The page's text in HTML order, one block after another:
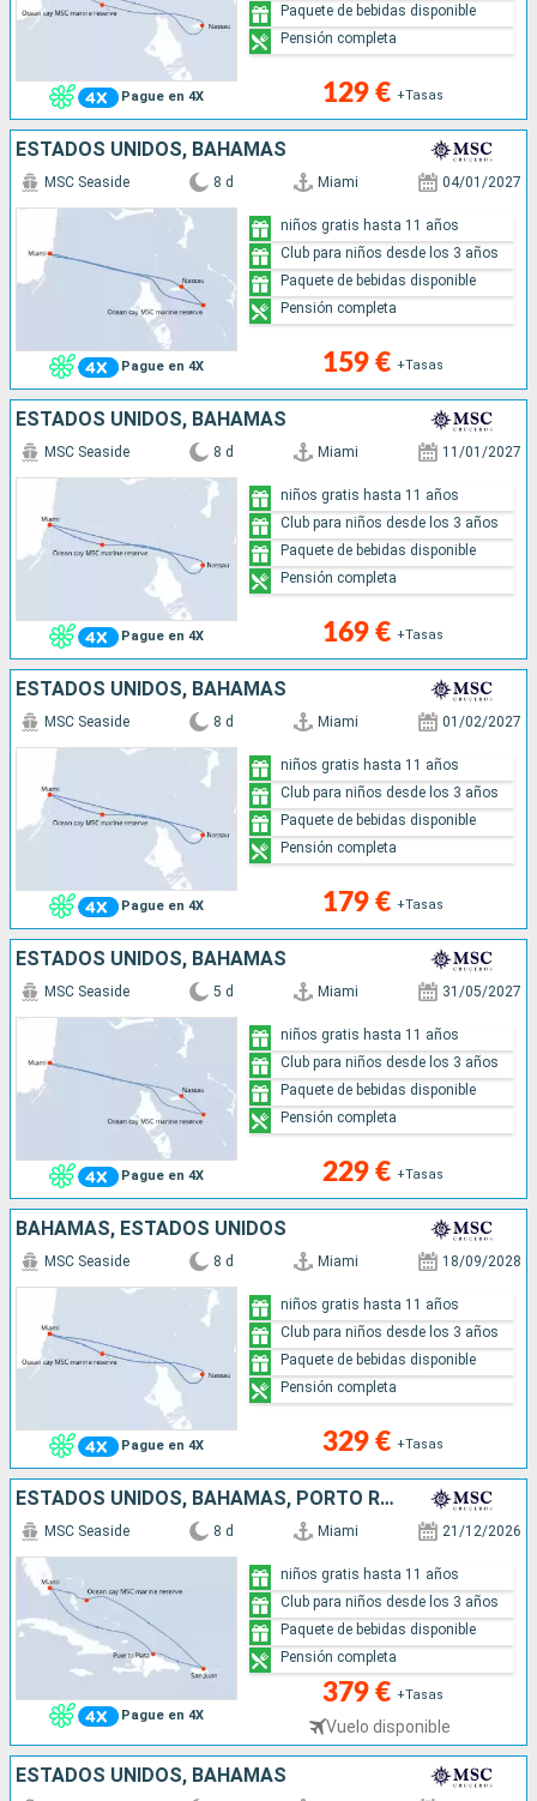
Pague en 4X 129 € +Tasas
Paquete de bebidas disponible
Pensión completa
ESTADOS UNIDOS, BAHAMAS
Pague en 4X
MSC Seaside 8 d Miami 04/01/2027
159 € +Tasas
niños gratis hasta 11 años
Club para niños desde los 3 años
Paquete de bebidas disponible
Pensión completa
ESTADOS UNIDOS, BAHAMAS
Pague en 4X
MSC Seaside 8 d Miami 11/01/2027
169 € +Tasas
niños gratis hasta 11 años
Club para niños desde los 3 años
Paquete de bebidas disponible
Pensión completa
ESTADOS UNIDOS, BAHAMAS
Pague en 4X
MSC Seaside 8 d Miami 01/02/2027
179 € +Tasas
niños gratis hasta 11 años
Club para niños desde los 3 años
Paquete de bebidas disponible
Pensión completa
ESTADOS UNIDOS, BAHAMAS
Pague en 4X
MSC Seaside 5 d Miami 31/05/2027
229 € +Tasas
niños gratis hasta 11 años
Club para niños desde los 3 años
Paquete de bebidas disponible
Pensión completa
BAHAMAS, ESTADOS UNIDOS
Pague en 4X
MSC Seaside 8 d Miami 18/09/2028
329 € +Tasas
niños gratis hasta 11 años
Club para niños desde los 3 años
Paquete de bebidas disponible
Pensión completa
ESTADOS UNIDOS, BAHAMAS, PORTO RICO, REPÚBLICA DOMINICANA
Pague en 4X
MSC Seaside 8 d Miami 21/12/2026
379 € +Tasas
Vuelo disponible
niños gratis hasta 11 años
Club para niños desde los 3 años
Paquete de bebidas disponible
Pensión completa
ESTADOS UNIDOS, BAHAMAS